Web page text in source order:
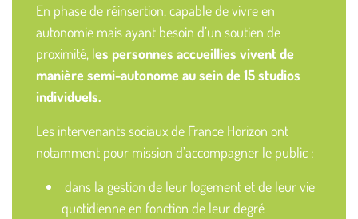
En phase de réinsertion, capable de vivre en
autonomie mais ayant besoin d’un soutien de
proximité, les personnes accueillies vivent de
manière semi-autonome au sein de 15 studios
individuels.
Les intervenants sociaux de France Horizon ont
notamment pour mission d’accompagner le public :
dans la gestion de leur logement et de leur vie
quotidienne en fonction de leur degré